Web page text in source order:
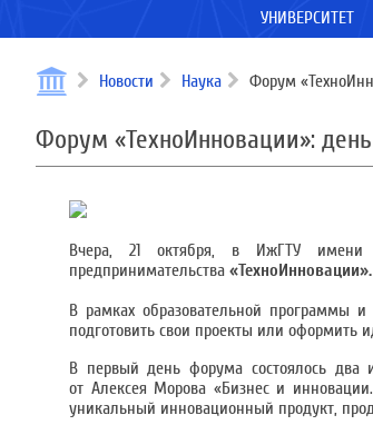
УНИВЕРСИТЕТ
Новости Наука Форум
Форум «ТехноИнновации»:
Вчера, 21 октября, в ИжГТУ имени
предпринимательства «ТехноИнновации».
В рамках образовательной программы
подготовить свои проекты или оформить
В первый день форума состоялось два
от Алексея Морова «Бизнес и
уникальный инновационный продукт,